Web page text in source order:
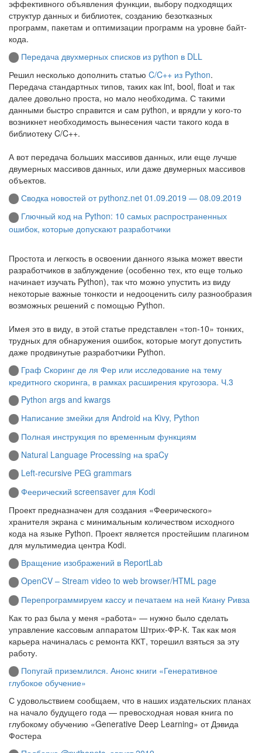
эффективного объявления функции, выбору подходящих
структур данных и библиотек, созданию безотказных
программ, пакетам и оптимизации программ на уровне байт-
кода.
Передача двухмерных списков из python в DLL
Решил несколько дополнить статью C/C++ из Python.
Передача стандартных типов, таких как int, bool, float и так
далее довольно проста, но мало необходима. С такими
данными быстро справится и сам python, и врядли у кого-то
возникнет необходимость вынесения части такого кода в
библиотеку C/C++.
А вот передача больших массивов данных, или еще лучше
двумерных массивов данных, или даже двумерных массивов
объектов.
Сводка новостей от pythonz.net 01.09.2019 — 08.09.2019
Глючный код на Python: 10 самых распространенных
ошибок, которые допускают разработчики
Простота и легкость в освоении данного языка может ввести
разработчиков в заблуждение (особенно тех, кто еще только
начинает изучать Python), так что можно упустить из виду
некоторые важные тонкости и недооценить силу разнообразия
возможных решений с помощью Python.
Имея это в виду, в этой статье представлен «топ-10» тонких,
трудных для обнаружения ошибок, которые могут допустить
даже продвинутые разработчики Python.
Граф Скоринг де ля Фер или исследование на тему
кредитного скоринга, в рамках расширения кругозора. Ч.3
Python args and kwargs
Написание змейки для Android на Kivy, Python
Полная инструкция по временным функциям
Natural Language Processing на spaCy
Left-recursive PEG grammars
Феерический screensaver для Kodi
Проект предназначен для создания «Феерического»
хранителя экрана с минимальным количеством исходного
кода на языке Python. Проект является простейшим плагином
для мультимедиа центра Kodi.
Вращение изображений в ReportLab
OpenCV – Stream video to web browser/HTML page
Перепрограммируем кассу и печатаем на ней Киану Ривза
Как то раз была у меня «работа» — нужно было сделать
управление кассовым аппаратом Штрих-ФР-К. Так как моя
карьера начиналась с ремонта ККТ, торешил взяться за эту
работу.
Попугай приземлился. Анонс книги «Генеративное
глубокое обучение»
С удовольствием сообщаем, что в наших издательских планах
на начало будущего года — превосходная новая книга по
глубокому обучению «Generative Deep Learning» от Дэвида
Фостера